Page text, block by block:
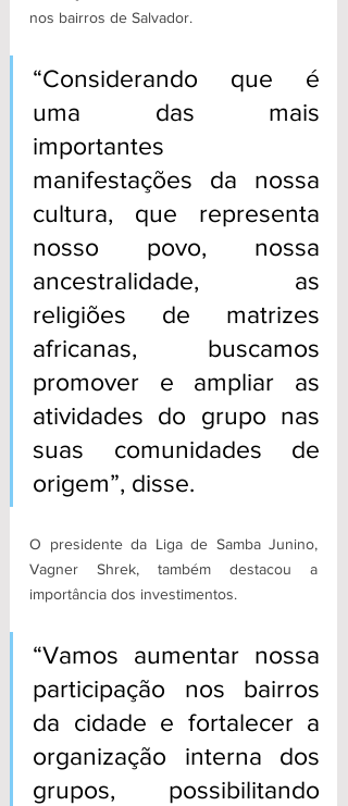
nos bairros de Salvador.
“Considerando que é
uma das mais
importantes
manifestações da nossa
cultura, que representa
nosso povo, nossa
ancestralidade, as
religiões de matrizes
africanas, buscamos
promover e ampliar as
atividades do grupo nas
suas comunidades de
origem”, disse.
O presidente da Liga de Samba Junino,
Vagner Shrek, também destacou a
importância dos investimentos.
“Vamos aumentar nossa
participação nos bairros
da cidade e fortalecer a
organização interna dos
grupos, possibilitando